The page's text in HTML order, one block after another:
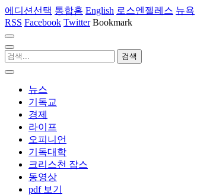
에디션선택 통합홈 English 로스엔젤레스 뉴욕
RSS Facebook Twitter Bookmark
뉴스
기독교
경제
라이프
오피니언
기독대학
크리스천 잡스
동영상
pdf 보기